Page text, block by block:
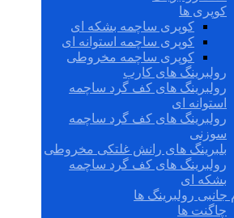
کوپری ها
کوپری ساچمه بشکه ای
کوپری ساچمه استوانه ای
کوپری ساچمه مخروطی
رولبرینگ های کارب
رولبرینگ های کف گرد ساچمه
استوانه ای
رولبرینگ های کف گرد ساچمه
سوزنی
بلبرینگ های رانش غلتکی مخروطی
رولبرینگ های کف گرد ساچمه
بشکه ای
جانبی رولبرینگ ها
چاگنت ها